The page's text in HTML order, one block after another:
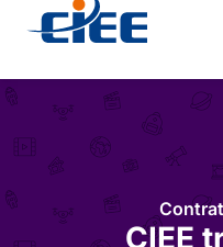
CIEE